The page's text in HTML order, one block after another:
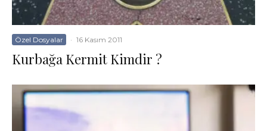
Özel Dosyalar · 16 Kasım 2011
Kurbağa Kermit Kimdir ?